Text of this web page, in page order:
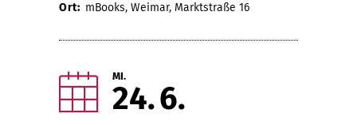
Ort: mBooks, Weimar, Marktstraße 16
MI.
24 6